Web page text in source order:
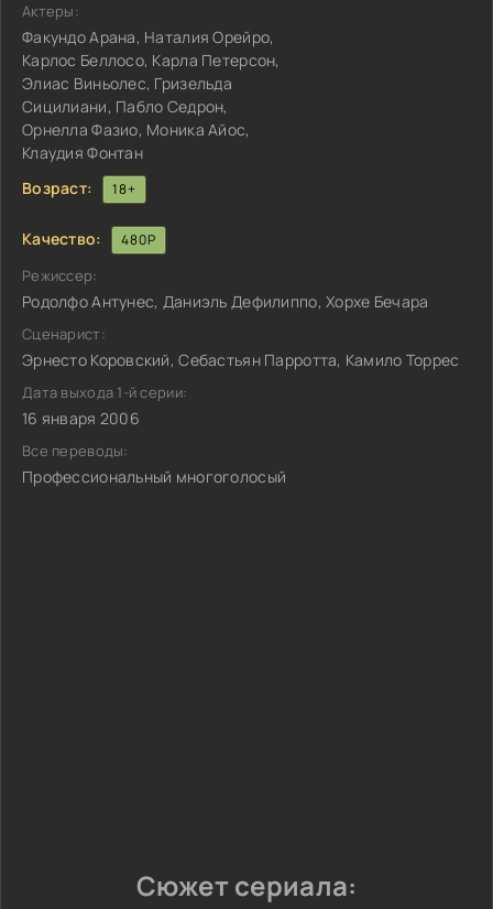
Актеры:
Факундо Арана, Наталия Орейро,
Карлос Беллосо, Карла Петерсон,
Элиас Виньолес, Гризельда
Сицилиани, Пабло Седрон,
Орнелла Фазио, Моника Айос,
Клаудия Фонтан
Возраст:
18+
Качество: 480P
Режиссер:
Родолфо Антунес, Даниэль Дефилиппо, Хорхе Бечара
Сценарист:
Эрнесто Коровский, Себастьян Парротта, Камило Торрес
Дата выхода 1-й серии:
16 января 2006
Все переводы:
Профессиональный многоголосый
Сюжет сериала: